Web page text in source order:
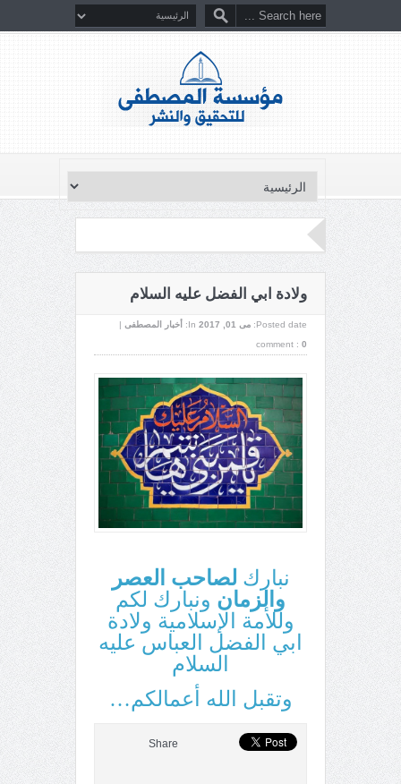
ولادة ابي الفضل عليه السلام
Posted date: می 01, 2017 In: أخبار المصطفى |
comment : 0
نبارك لصاحب العصر
والزمان ونبارك لكم
وللأمة الإسلامية ولادة
ابي الفضل العباس عليه
السلام
وتقبل الله أعمالكم…
Share